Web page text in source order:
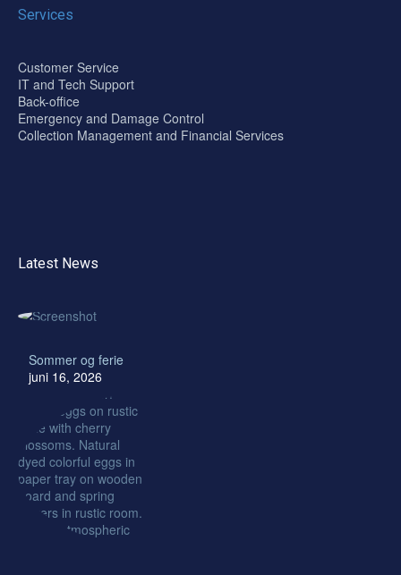
Services
Customer Service
IT and Tech Support
Back-office
Emergency and Damage Control
Collection Management and Financial Services
Latest News
Sommer og ferie
juni 16, 2026